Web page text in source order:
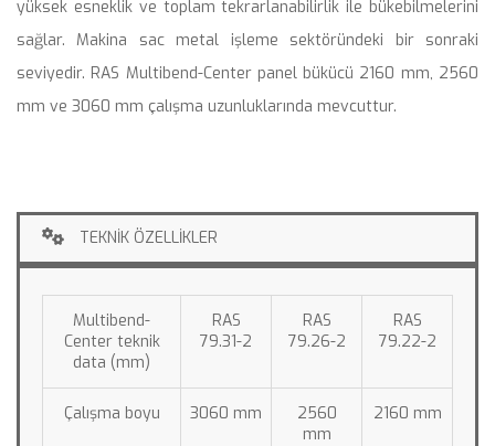
yüksek esneklik ve toplam tekrarlanabilirlik ile bükebilmelerini
ağlar. Makina sac metal işleme sektöründeki bir sonraki
eviyedir. RAS Multibend-Center panel bükücü 2160 mm, 2560
mm ve 3060 mm çalışma uzunluklarında mevcuttur.
TEKNİK ÖZELLİKLER
Multibend-
Center teknik
data (mm)
RAS
79.31-2
RAS
79.26-2
RAS
79.22-2
Çalışma boyu 3060 mm
2560
mm
2160 mm